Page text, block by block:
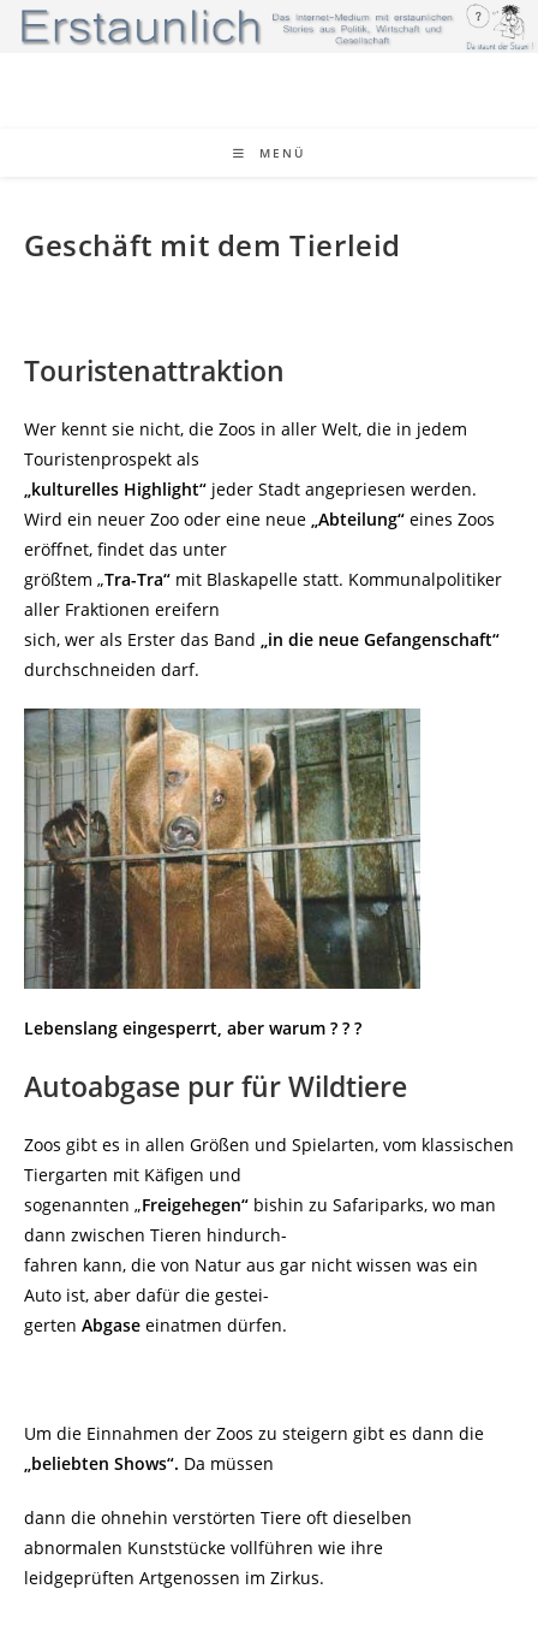
Zum
Inhalt
MENÜ
Geschäft mit dem Tierleid
Touristenattraktion
Wer kennt sie nicht, die Zoos in aller Welt, die in jedem
Touristenprospekt als
„kulturelles Highlight“ jeder Stadt angepriesen werden.
Wird ein neuer Zoo oder eine neue „Abteilung“ eines Zoos
eröffnet, findet das unter
größtem „Tra-Tra“ mit Blaskapelle statt. Kommunalpolitiker
aller Fraktionen ereifern
sich, wer als Erster das Band „in die neue Gefangenschaft“
durchschneiden darf.
Lebenslang eingesperrt, aber warum ? ? ?
Autoabgase pur für Wildtiere
Zoos gibt es in allen Größen und Spielarten, vom klassischen
Tiergarten mit Käfigen und
sogenannten „Freigehegen“ bishin zu Safariparks, wo man
dann zwischen Tieren hindurch-
fahren kann, die von Natur aus gar nicht wissen was ein
Auto ist, aber dafür die gestei-
gerten Abgase einatmen dürfen.
Um die Einnahmen der Zoos zu steigern gibt es dann die
„beliebten Shows“. Da müssen
dann die ohnehin verstörten Tiere oft dieselben
abnormalen Kunststücke vollführen wie ihre
leidgeprüften Artgenossen im Zirkus.